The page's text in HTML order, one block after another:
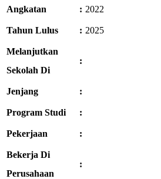
Angkatan : 2022
Tahun Lulus : 2025
Melanjutkan
Sekolah Di
:
Jenjang :
Program Studi :
Pekerjaan :
Bekerja Di
Perusahaan
: